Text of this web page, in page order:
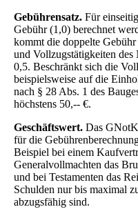
Gebührensatz. Für
Gebühr (1,0) berechnet
kommt die doppelte
und Vollzugstätigkeiten des
0,5. Beschränkt sich die
beispielsweise auf die
nach § 28 Abs. 1 des
höchstens 50,-- €.
Geschäftswert. Das
für die
Beispiel bei einem
Generalvollmachten das
und bei Testamenten das
Schulden nur bis maximal
abzugsfähig sind.